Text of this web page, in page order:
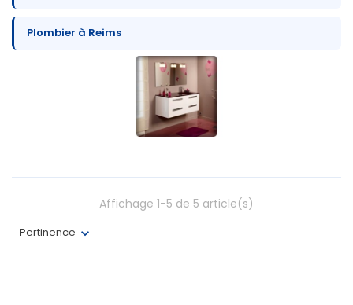
Plombier à Reims
Pertinence
Affichage 1-5 de 5 article(s)